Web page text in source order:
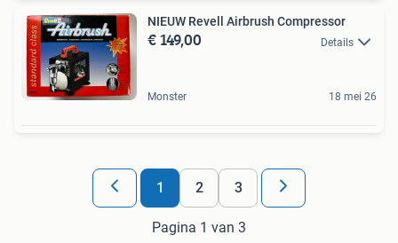
NIEUW Revell Airbrush Compressor
€ 149,00 Details
Monster 18 mei 26
1 2 3
Pagina 1 van 3